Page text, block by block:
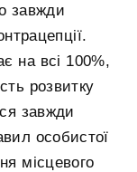
завжди
на всі 100%,
розвитку
завжди
особистої
місцевого